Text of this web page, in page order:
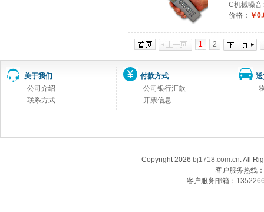
C机械噪
价格： ￥
1 2
关于我们
公司介绍
联系方式
付款方式
公司银行汇款
开票信息
Copyright 2026 bj1718.com.cn. All
客户服务热线
客户服务邮箱：